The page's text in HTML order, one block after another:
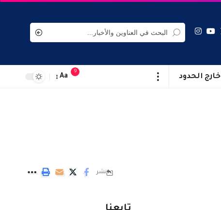
خارج الحدود
9
Aa
نشر